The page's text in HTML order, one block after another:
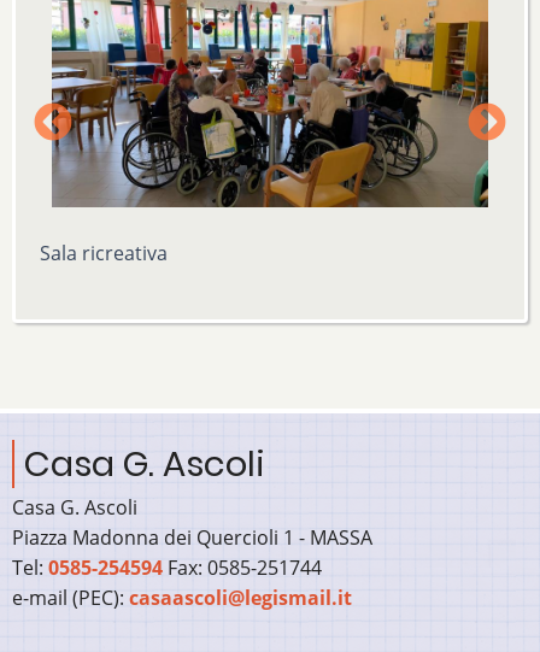
Sala ricreativa
Casa G. Ascoli
Casa G. Ascoli
Piazza Madonna dei Quercioli 1 - MASSA
Tel: 0585-254594 Fax: 0585-251744
e-mail (PEC): casaascoli@legismail.it